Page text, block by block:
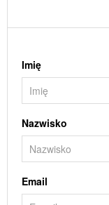
Imię
Nazwisko
Email